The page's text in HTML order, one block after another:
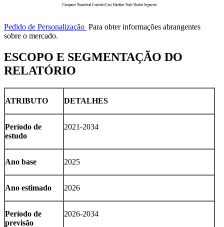
Pedido de Personalização Para obter informações abrangentes
sobre o mercado.
ESCOPO E SEGMENTAÇÃO DO
RELATÓRIO
ATRIBUTO DETALHES
Período de
estudo
2021-2034
Ano base 2025
Ano estimado 2026
Período de
previsão
2026-2034